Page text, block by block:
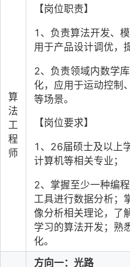
算
法
工
程
师
【岗位职责】
1 、负责算法开发、
用于产品设计调优，
2、负责领域内数学
化，应用于运动控制
等场景。
【岗位要求】
1 、26届硕士及以上
计算机等相关专业；
2、掌握至少一种编
工具进行数据分析；
像分析相关理论，了
学习的算法开发；熟
化。
方向一：光路